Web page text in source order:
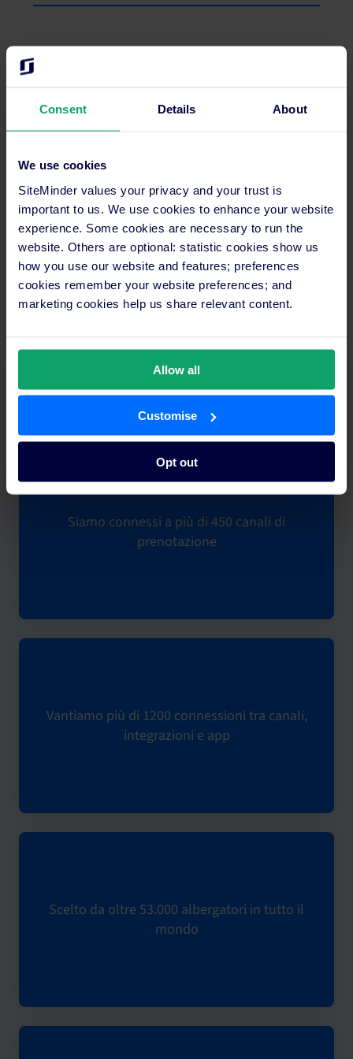
Consent Details About
We use cookies
SiteMinder values your privacy and your trust is
important to us. We use cookies to enhance your website
experience. Some cookies are necessary to run the
website. Others are optional: statistic cookies show us
how you use our website and features; preferences
cookies remember your website preferences; and
marketing cookies help us share relevant content.
Allow all
Customise
Opt out
100% di qualità della connessione a Booking.com, il
Supporto 24 ore su 24, 7 giorni su 7, con 4 casi su 5
risolti nella prima conversazione
Inizia la prova gratuita
Siamo connessi a più di 450 canali di
prenotazione
Vantiamo più di 1200 connessioni tra canali,
integrazioni e app
Scelto da oltre 53.000 albergatori in tutto il
mondo